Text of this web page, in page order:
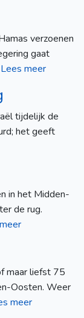
verzoenen
gaat
Lees meer
tijdelijk de
het geeft
in het Midden-
de rug.
maar liefst 75
Oosten. Weer
meer